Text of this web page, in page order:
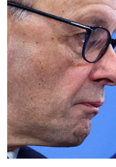
unterstützen
abo
genossenschaft
epaper login